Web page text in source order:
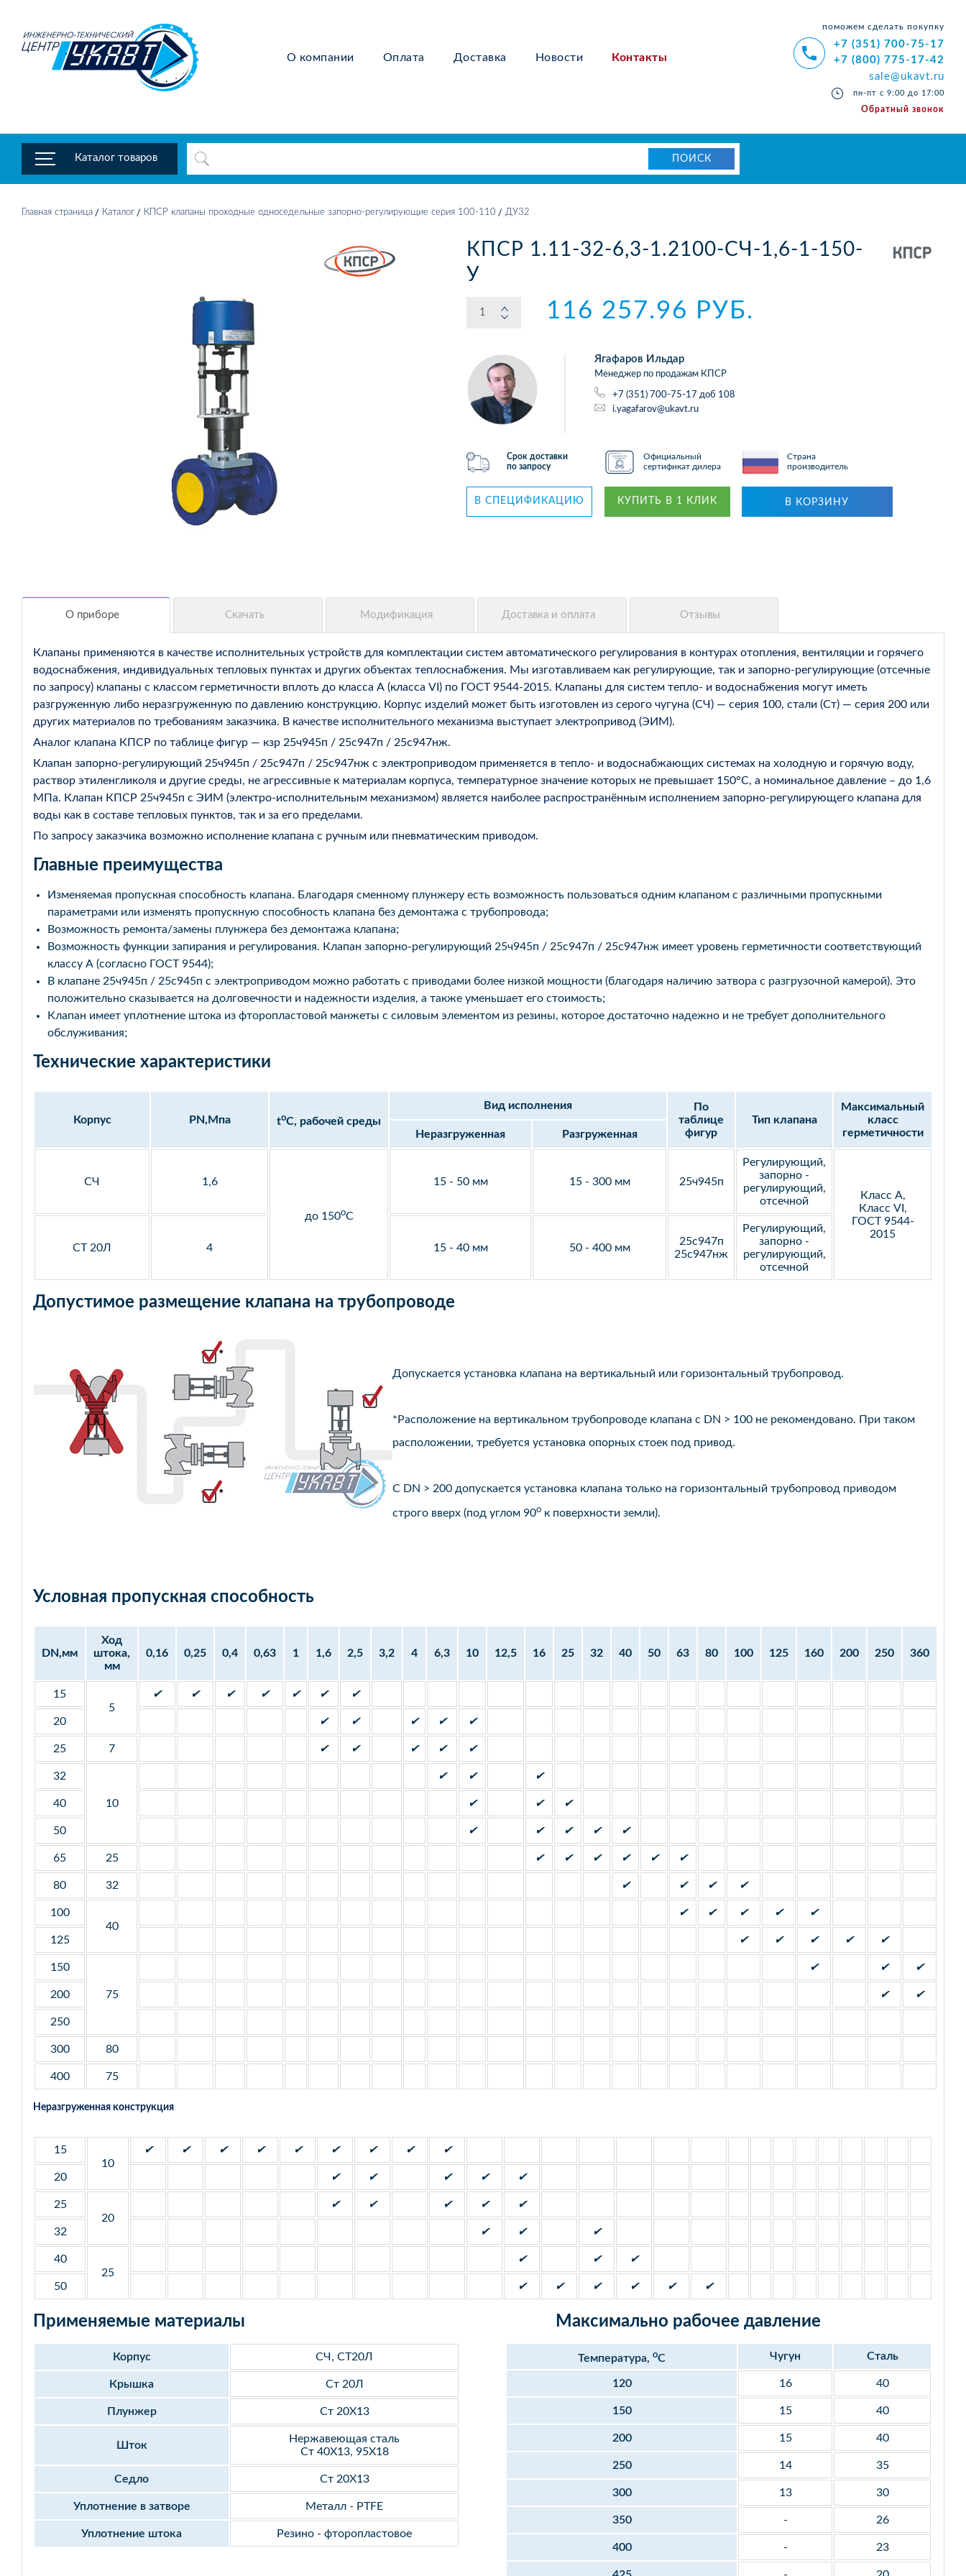
О компании Оплата Доставка Новости Контакты
поможем сделать покупку
+7 (351) 700-75-17
+7 (800) 775-17-42
sale@ukavt.ru
пн-пт с 9:00 до 17:00
Обратный звонок
Каталог товаров
Главная страница Каталог КПСР клапаны проходные односедельные запорно-регулирующие серия 100-110 ДУ32
КПСР 1.11-32-6,3-1.2100-СЧ-1,6-1-150-
У
116 257.96 РУБ.
Ягафаров Ильдар
Менеджер по продажам КПСР
+7 (351) 700-75-17 доб 108
i.yagafarov@ukavt.ru
Срок доставки
по запросу
Официальный
сертификат дилера
Страна
производитель
В СПЕЦИФИКАЦИЮ КУПИТЬ В 1 КЛИК В КОРЗИНУ
Клапаны применяются в качестве исполнительных устройств для комплектации систем автоматического регулирования в контурах отопления, вентиляции и горячего
водоснабжения, индивидуальных тепловых пунктах и других объектах теплоснабжения. Мы изготавливаем как регулирующие, так и запорно-регулирующие (отсечные
по запросу) клапаны с классом герметичности вплоть до класса А (класса VI) по ГОСТ 9544-2015. Клапаны для систем тепло- и водоснабжения могут иметь
разгруженную либо неразгруженную по давлению конструкцию. Корпус изделий может быть изготовлен из серого чугуна (СЧ) — серия 100, стали (Ст) — серия 200 или
других материалов по требованиям заказчика. В качестве исполнительного механизма выступает электропривод (ЭИМ).
Аналог клапана КПСР по таблице фигур — кзр 25ч945п / 25с947п / 25с947нж.
Клапан запорно-регулирующий 25ч945п / 25с947п / 25с947нж с электроприводом применяется в тепло- и водоснабжающих системах на холодную и горячую воду,
раствор этиленгликоля и другие среды, не агрессивные к материалам корпуса, температурное значение которых не превышает 150°С, а номинальное давление – до 1,6
МПа. Клапан КПСР 25ч945п с ЭИМ (электро-исполнительным механизмом) является наиболее распространённым исполнением запорно-регулирующего клапана для
воды как в составе тепловых пунктов, так и за его пределами.
По запросу заказчика возможно исполнение клапана с ручным или пневматическим приводом.
Главные преимущества
Изменяемая пропускная способность клапана. Благодаря сменному плунжеру есть возможность пользоваться одним клапаном с различными пропускными
параметрами или изменять пропускную способность клапана без демонтажа с трубопровода;
Возможность ремонта/замены плунжера без демонтажа клапана;
Возможность функции запирания и регулирования. Клапан запорно-регулирующий 25ч945п / 25с947п / 25с947нж имеет уровень герметичности соответствующий
классу А (согласно ГОСТ 9544);
В клапане 25ч945п / 25с945п с электроприводом можно работать с приводами более низкой мощности (благодаря наличию затвора с разгрузочной камерой). Это
положительно сказывается на долговечности и надежности изделия, а также уменьшает его стоимость;
Клапан имеет уплотнение штока из фторопластовой манжеты с силовым элементом из резины, которое достаточно надежно и не требует дополнительного
обслуживания;
Технические характеристики
Корпус PN,Мпа toC, рабочей среды
Вид исполнения
По
таблице
фигур
Тип клапана
Максимальный
класс
герметичности
Неразгруженная Разгруженная
СЧ 1,6
до 150oС
15 - 50 мм 15 - 300 мм 25ч945п
Регулирующий,
запорно -
регулирующий,
отсечной
Класс А,
Класс VI,
ГОСТ 9544-
2015
СТ 20Л
4 15 - 40 мм 50 - 400 мм
25с947п
25с947нж
Регулирующий,
запорно -
регулирующий,
отсечной
Допустимое размещение клапана на трубопроводе
Допускается установка клапана на вертикальный или горизонтальный трубопровод.
*Расположение на вертикальном трубопроводе клапана с DN > 100 не рекомендовано. При таком
расположении, требуется установка опорных стоек под привод.
С DN > 200 допускается установка клапана только на горизонтальный трубопровод приводом
строго вверх (под углом 90o к поверхности земли).
Условная пропускная способность
DN,мм
Ход
штока,
мм
0,16 0,25 0,4 0,63 1 1,6 2,5 3,2 4 6,3 10 12,5 16 25 32 40 50 63 80 100 125 160 200 250 360
15
5
✔ ✔ ✔ ✔ ✔ ✔ ✔
20 ✔ ✔ ✔ ✔ ✔
25 7 ✔ ✔ ✔ ✔ ✔
32
10
✔ ✔ ✔
40 ✔ ✔ ✔
50 ✔ ✔ ✔ ✔ ✔
65 25 ✔ ✔ ✔ ✔ ✔ ✔
80 32 ✔ ✔ ✔ ✔
100
40
✔ ✔ ✔ ✔ ✔
125 ✔ ✔ ✔ ✔ ✔
150
75
✔ ✔ ✔
200 ✔ ✔
250
300 80
400 75
Неразгруженная конструкция
15
10
✔ ✔ ✔ ✔ ✔ ✔ ✔ ✔ ✔
20 ✔ ✔ ✔ ✔ ✔
25
20
✔ ✔ ✔ ✔ ✔
32 ✔ ✔ ✔
40
25
✔ ✔ ✔
50 ✔ ✔ ✔ ✔ ✔ ✔
Применяемые материалы Максимально рабочее давление
Корпус СЧ, СТ20Л
Крышка Ст 20Л
Плунжер Ст 20Х13
Шток
Нержавеющая сталь
Ст 40Х13, 95Х18
Седло Ст 20Х13
Уплотнение в затворе Металл - PTFE
Уплотнение штока Резино - фторопластовое
Температура,oС Чугун Сталь
120 16 40
150 15 40
200 15 40
250 14 35
300 13 30
350 - 26
400 - 23